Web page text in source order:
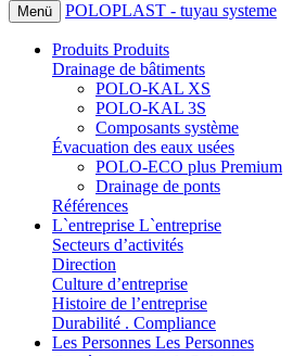
Menü POLOPLAST - tuyau systeme
Produits Produits
Drainage de bâtiments
POLO-KAL XS
POLO-KAL 3S
Composants système
Évacuation des eaux usées
POLO-ECO plus Premium
Drainage de ponts
Références
L`entreprise L`entreprise
Secteurs d’activités
Direction
Culture d’entreprise
Histoire de l’entreprise
Durabilité . Compliance
Les Personnes Les Personnes